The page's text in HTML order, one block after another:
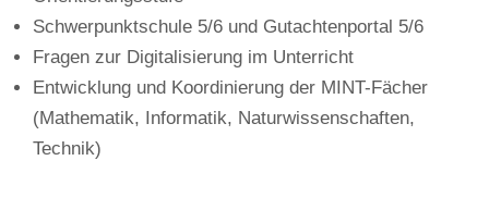
Schwerpunktschule 5/6 und Gutachtenportal 5/6
Fragen zur Digitalisierung im Unterricht
Entwicklung und Koordinierung der MINT-Fächer
(Mathematik, Informatik, Naturwissenschaften,
Technik)